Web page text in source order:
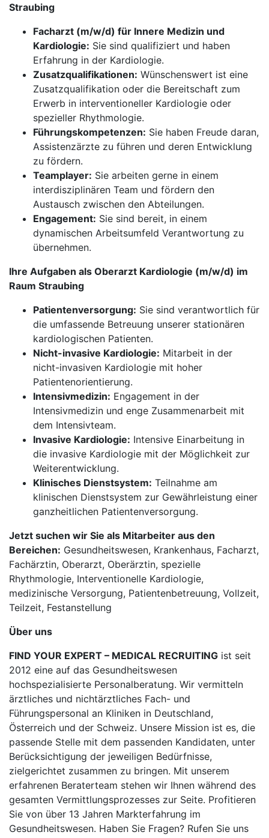
Straubing
Facharzt (m/w/d) für Innere Medizin und
Kardiologie: Sie sind qualifiziert und haben
Erfahrung in der Kardiologie.
Zusatzqualifikationen: Wünschenswert ist eine
Zusatzqualifikation oder die Bereitschaft zum
Erwerb in interventioneller Kardiologie oder
spezieller Rhythmologie.
Führungskompetenzen: Sie haben Freude daran,
Assistenzärzte zu führen und deren Entwicklung
zu fördern.
Teamplayer: Sie arbeiten gerne in einem
interdisziplinären Team und fördern den
Austausch zwischen den Abteilungen.
Engagement: Sie sind bereit, in einem
dynamischen Arbeitsumfeld Verantwortung zu
übernehmen.
Ihre Aufgaben als Oberarzt Kardiologie (m/w/d) im
Raum Straubing
Patientenversorgung: Sie sind verantwortlich für
die umfassende Betreuung unserer stationären
kardiologischen Patienten.
Nicht-invasive Kardiologie: Mitarbeit in der
nicht-invasiven Kardiologie mit hoher
Patientenorientierung.
Intensivmedizin: Engagement in der
Intensivmedizin und enge Zusammenarbeit mit
dem Intensivteam.
Invasive Kardiologie: Intensive Einarbeitung in
die invasive Kardiologie mit der Möglichkeit zur
Weiterentwicklung.
Klinisches Dienstsystem: Teilnahme am
klinischen Dienstsystem zur Gewährleistung einer
ganzheitlichen Patientenversorgung.
Jetzt suchen wir Sie als Mitarbeiter aus den
Bereichen: Gesundheitswesen, Krankenhaus, Facharzt,
Fachärztin, Oberarzt, Oberärztin, spezielle
Rhythmologie, Interventionelle Kardiologie,
medizinische Versorgung, Patientenbetreuung, Vollzeit,
Teilzeit, Festanstellung
Über uns
FIND YOUR EXPERT – MEDICAL RECRUITING ist seit
2012 eine auf das Gesundheitswesen
hochspezialisierte Personalberatung. Wir vermitteln
ärztliches und nichtärztliches Fach- und
Führungspersonal an Kliniken in Deutschland,
Österreich und der Schweiz. Unsere Mission ist es, die
passende Stelle mit dem passenden Kandidaten, unter
Berücksichtigung der jeweiligen Bedürfnisse,
zielgerichtet zusammen zu bringen. Mit unserem
erfahrenen Beraterteam stehen wir Ihnen während des
gesamten Vermittlungsprozesses zur Seite. Profitieren
Sie von über 13 Jahren Markterfahrung im
Gesundheitswesen. Haben Sie Fragen? Rufen Sie uns